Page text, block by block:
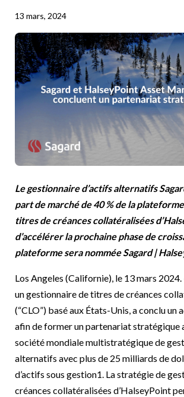
13 mars, 2024
Le gestionnaire d’actifs alternatifs
part de marché de 40 % de la
titres de créances collatéralisées
d’accélérer la prochaine phase de
plateforme sera nommée Sagard |
Los Angeles (Californie), le 13 mars
un gestionnaire de titres de créances
(“CLO”) basé aux États-Unis, a conclu
afin de former un partenariat stratégique
société mondiale multistratégique de
alternatifs avec plus de 25 milliards de
d’actifs sous gestion1. La stratégie de
créances collatéralisées d’HalseyPoint